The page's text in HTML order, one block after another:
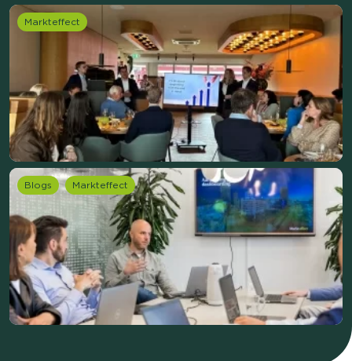
Markteffect
Blogs Markteffect